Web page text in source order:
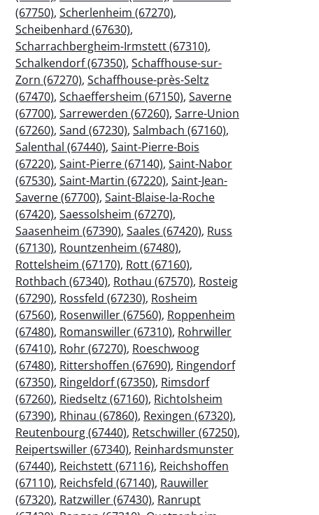
(67750), Scherlenheim (67270),
Scheibenhard (67630),
Scharrachbergheim-Irmstett (67310),
Schalkendorf (67350), Schaffhouse-sur-
Zorn (67270), Schaffhouse-près-Seltz
(67470), Schaeffersheim (67150), Saverne
(67700), Sarrewerden (67260), Sarre-Union
(67260), Sand (67230), Salmbach (67160),
Salenthal (67440), Saint-Pierre-Bois
(67220), Saint-Pierre (67140), Saint-Nabor
(67530), Saint-Martin (67220), Saint-Jean-
Saverne (67700), Saint-Blaise-la-Roche
(67420), Saessolsheim (67270),
Saasenheim (67390), Saales (67420), Russ
(67130), Rountzenheim (67480),
Rottelsheim (67170), Rott (67160),
Rothbach (67340), Rothau (67570), Rosteig
(67290), Rossfeld (67230), Rosheim
(67560), Rosenwiller (67560), Roppenheim
(67480), Romanswiller (67310), Rohrwiller
(67410), Rohr (67270), Roeschwoog
(67480), Rittershoffen (67690), Ringendorf
(67350), Ringeldorf (67350), Rimsdorf
(67260), Riedseltz (67160), Richtolsheim
(67390), Rhinau (67860), Rexingen (67320),
Reutenbourg (67440), Retschwiller (67250),
Reipertswiller (67340), Reinhardsmunster
(67440), Reichstett (67116), Reichshoffen
(67110), Reichsfeld (67140), Rauwiller
(67320), Ratzwiller (67430), Ranrupt